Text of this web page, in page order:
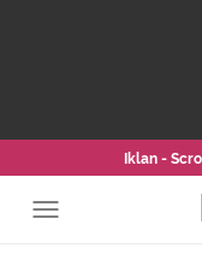
Iklan -